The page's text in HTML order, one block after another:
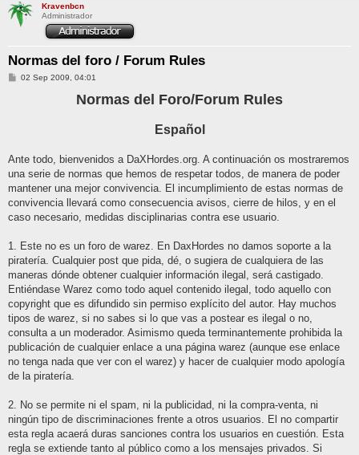
Kravenbcn
Administrador
Normas del foro / Forum Rules
M02 Sep 2009, 04:01
Normas del Foro/Forum Rules
Español
Ante todo, bienvenidos a DaXHordes.org. A continuación os mostraremos
una serie de normas que hemos de respetar todos, de manera de poder
mantener una mejor convivencia. El incumplimiento de estas normas de
convivencia llevará como consecuencia avisos, cierre de hilos, y en el
caso necesario, medidas disciplinarias contra ese usuario.
1. Este no es un foro de warez. En DaxHordes no damos soporte a la
piratería. Cualquier post que pida, dé, o sugiera de cualquiera de las
maneras dónde obtener cualquier información ilegal, será castigado.
Entiéndase Warez como todo aquel contenido ilegal, todo aquello con
copyright que es difundido sin permiso explícito del autor. Hay muchos
tipos de warez, si no sabes si lo que vas a postear es ilegal o no,
consulta a un moderador. Asimismo queda terminantemente prohibida la
publicación de cualquier enlace a una página warez (aunque ese enlace
no tenga nada que ver con el warez) y hacer de cualquier modo apología
de la piratería.
2. No se permite ni el spam, ni la publicidad, ni la compra-venta, ni
ningún tipo de discriminaciones frente a otros usuarios. El no compartir
esta regla acaerá duras sanciones contra los usuarios en cuestión. Esta
regla se extiende tanto al público como a los mensajes privados. Si